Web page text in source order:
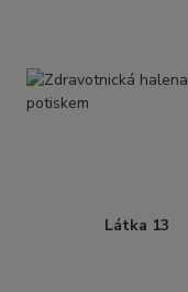
Látka 13